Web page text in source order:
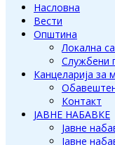
Насловна
Вести
Општина
Локална
Службени
Канцеларија за
Контакт
ЈАВНЕ НАБАВКЕ
Јавне
Јавне